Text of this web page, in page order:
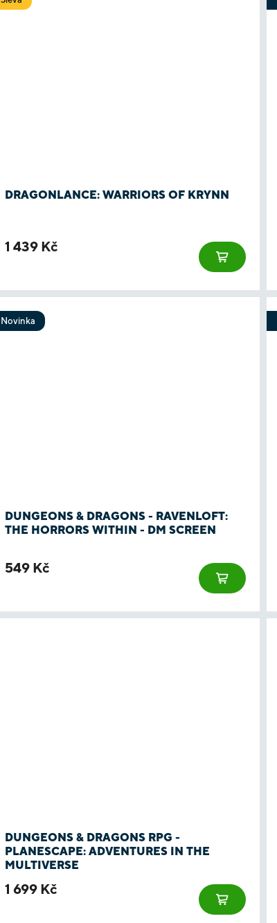
DRAGONLANCE: WARRIORS OF KRYNN
1 439 Kč
Novinka
DUNGEONS & DRAGONS - RAVENLOFT:
THE HORRORS WITHIN - DM SCREEN
549 Kč
DUNGEONS & DRAGONS RPG -
PLANESCAPE: ADVENTURES IN THE
MULTIVERSE
1 699 Kč